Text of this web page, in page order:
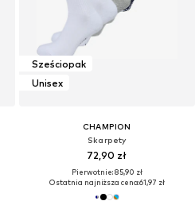
Sześciopak
Unisex
CHAMPION
Skarpety
72,90 zł
Pierwotnie: 85,90 zł
Ostatnia najniższa cena:61,97 zł